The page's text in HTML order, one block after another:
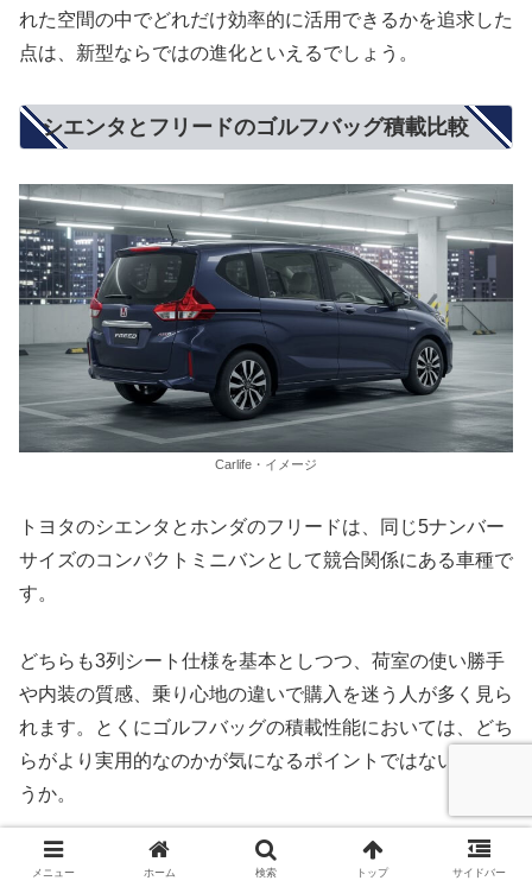
れた空間の中でどれだけ効率的に活用できるかを追求した
点は、新型ならではの進化といえるでしょう。
シエンタとフリードのゴルフバッグ積載比較
Carlife・イメージ
トヨタのシエンタとホンダのフリードは、同じ5ナンバー
サイズのコンパクトミニバンとして競合関係にある車種で
す。
どちらも3列シート仕様を基本としつつ、荷室の使い勝手
や内装の質感、乗り心地の違いで購入を迷う人が多く見ら
れます。とくにゴルフバッグの積載性能においては、どち
らがより実用的なのかが気になるポイントではないでしょ
うか。
まず、シエンタの荷室サイズは開口幅約1,100mm、奥行
メニュー ホーム 検索 トップ サイドバー